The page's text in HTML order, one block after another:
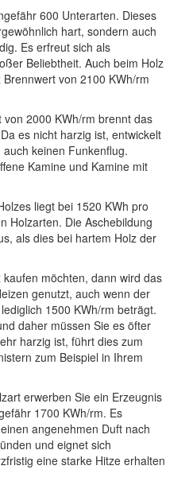
600 Unterarten. Dieses
hart, sondern auch
Es erfreut sich als
Beliebtheit. Auch beim Holz
von 2100 KWh/rm
von 2000 KWh/rm brennt das
es nicht harzig ist, entwickelt
keinen Funkenflug.
Kamine und Kamine mit
liegt bei 1520 KWh pro
Holzarten. Die Aschebildung
als dies bei hartem Holz der
möchten, dann wird das
genutzt, auch wenn der
1500 KWh/rm beträgt.
daher müssen Sie es öfter
harzig ist, führt dies zum
zum Beispiel in Ihrem
erwerben Sie ein Erzeugnis
1700 KWh/rm. Es
angenehmen Duft nach
und eignet sich
eine starke Hitze erhalten